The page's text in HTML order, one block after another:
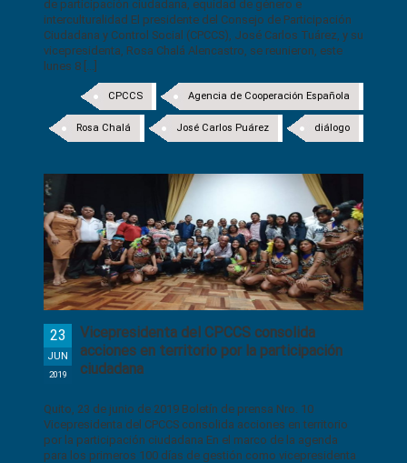
de participación ciudadana, equidad de género e
interculturalidad El presidente del Consejo de Participación
Ciudadana y Control Social (CPCCS), José Carlos Tuárez, y su
vicepresidenta, Rosa Chalá Alencastro, se reunieron, este
lunes 8 [...]
Agencia de Cooperación Española
CPCCS
diálogo
José Carlos Puárez
Rosa Chalá
Vicepresidenta del CPCCS consolida
acciones en territorio por la participación
ciudadana
23
JUN
2019
Quito, 23 de junio de 2019 Boletín de prensa Nro. 10
Vicepresidenta del CPCCS consolida acciones en territorio
por la participación ciudadana En el marco de la agenda
para los primeros 100 días de gestión como vicepresidenta